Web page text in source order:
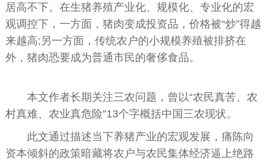
居高不下。在生猪养殖产业化、规模化、专业化的宏
观调控下，一方面，猪肉变成投资品，价格被“炒”得越
来越高;另一方面，传统农户的小规模养殖被排挤在
外，猪肉恐要成为普通市民的奢侈食品。
本文作者长期关注三农问题，曾以“农民真苦、农
村真难、农业真危险”13个字概括中国三农现状。
此文通过描述当下养猪产业的宏观发展，痛陈向
资本倾斜的政策暗藏将农户与农民集体经济逼上绝路